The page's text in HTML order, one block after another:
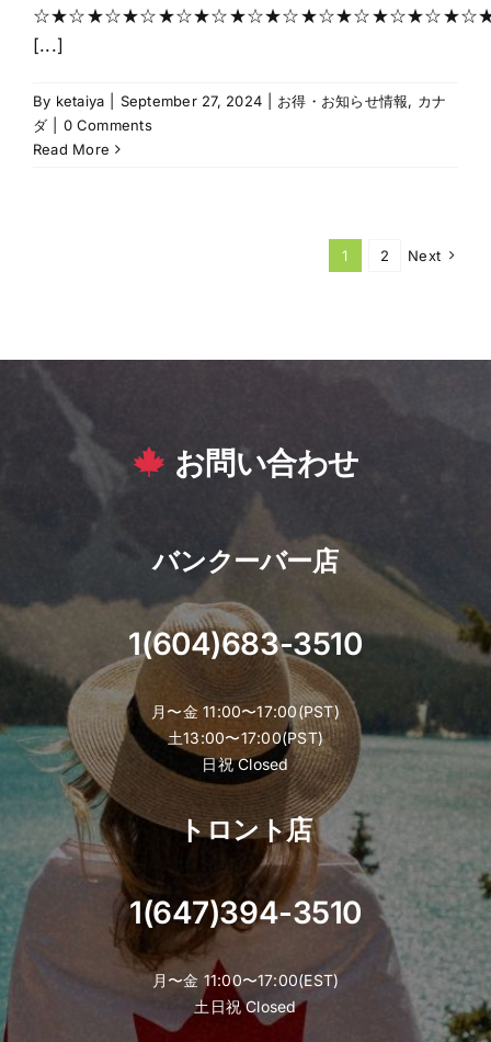
[...]
By ketaiya September 27, 2024 お得・お知らせ情報, カナ
ダ
0 Comments
Read More
1 2 Next
お問い合わせ
バンクーバー店
1(604)683-3510
月〜金 11:00〜17:00(PST)
土13:00〜17:00(PST)
日祝 Closed
トロント店
1(647)394-3510
月〜金 11:00〜17:00(EST)
土日祝 Closed